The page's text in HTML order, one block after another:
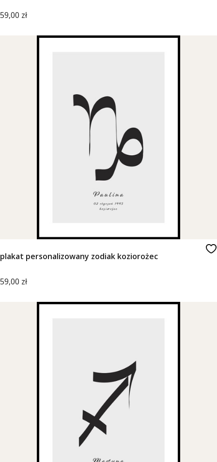
Cena
59,00 zł
plakat personalizowany zodiak koziorożec
Cena
59,00 zł